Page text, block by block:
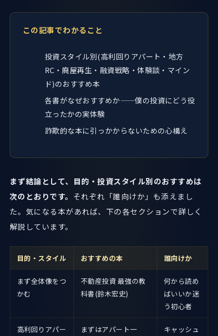
この記事でわかること
投資スタイル別(高利回りアパート・地方
RC・廃屋再生・融資戦略・体験談・マイン
ド)のおすすめ本
各書がなぜおすすめか——僕の投資にどう役
立ったかの実体験
詐欺的な本に引っかからないための心構え
まず結論として、目的・投資スタイル別のおすすめは
次のとおりです。 それぞれ「誰向けか」も添えまし
た。気になる本があれば、下の各セクションで詳しく
解説しています。
目的・スタイル おすすめの本 誰向けか
まず全体像をつ
かむ
不動産投資 最強の教
科書(鈴木宏史)
何から読め
ばいいか迷
う初心者
高利回りアパー
まずはアパート一
キャッシュ